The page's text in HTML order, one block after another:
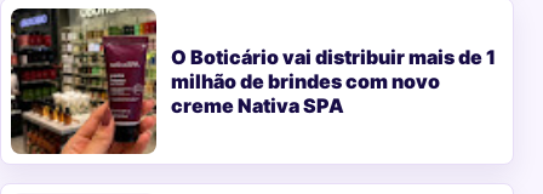
O Boticário vai distribuir mais de 1
milhão de brindes com novo
creme Nativa SPA